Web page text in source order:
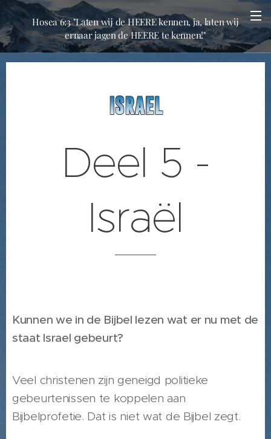
Hosea 6:3 "Laten wij de HEERE kennen, ja, laten wij
ernaar jagen de HEERE te kennen!"
Deel 5 -
Israël
Kunnen we in de Bijbel lezen wat er nu met de
staat Israel gebeurt?
Veel christenen zijn geneigd politieke
gebeurtenissen te koppelen aan
Bijbelprofetie. Dat is niet wat de Bijbel zegt.